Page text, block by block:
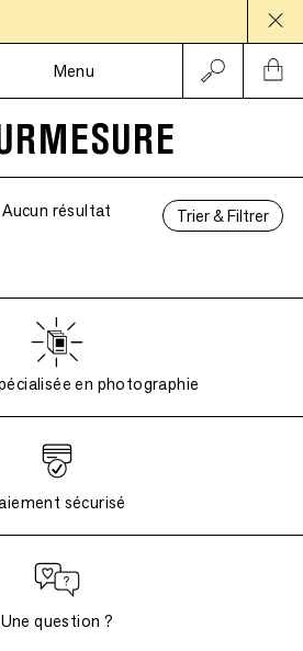
Menu
Trier & Filtrer
Aucun résultat
en photographie
sécurisé
Une question ?